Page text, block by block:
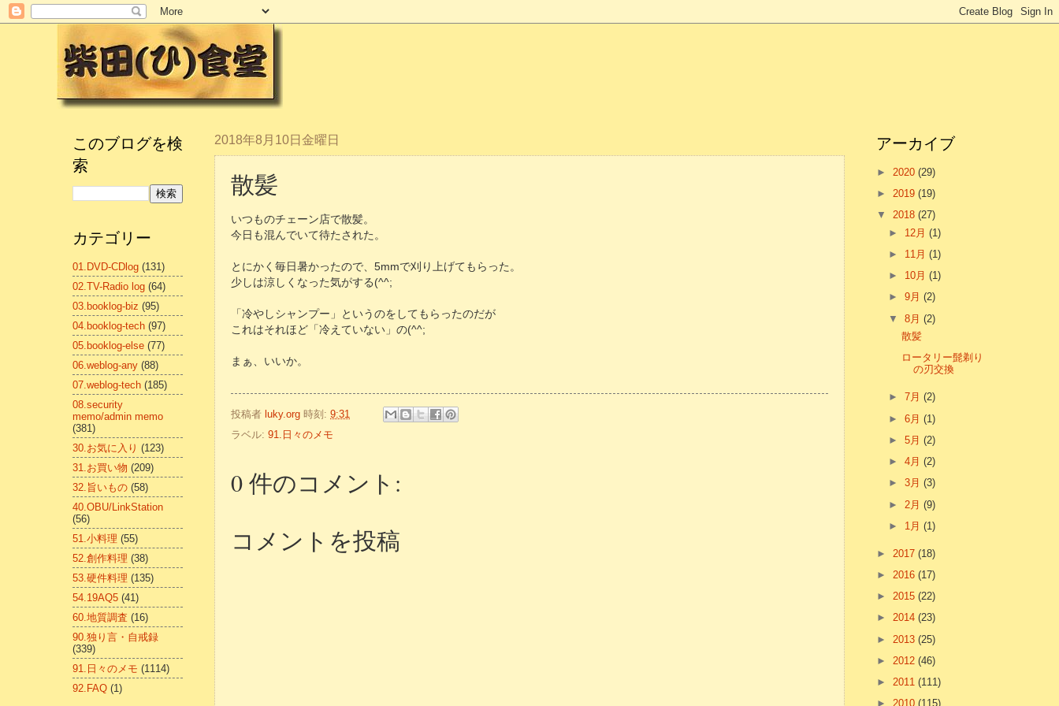
2018年8月10日金曜日
散髪
いつものチェーン店で散髪。
今日も混んでいて待たされた。
とにかく毎日暑かったので、5mmで刈り上げてもらった。
少しは涼しくなった気がする(^^;
「冷やしシャンプー」というのをしてもらったのだが
これはそれほど「冷えていない」の(^^;
まぁ、いいか。
投稿者 luky.org 時刻: 9:31
ラベル: 91.日々のメモ
0 件のコメント:
コメントを投稿
このブログを検
索
カテゴリー
01.DVD-CDlog (131)
02.TV-Radio log (64)
03.booklog-biz (95)
04.booklog-tech (97)
05.booklog-else (77)
06.weblog-any (88)
07.weblog-tech (185)
08.security
memo/admin memo
(381)
30.お気に入り (123)
31.お買い物 (209)
32.旨いもの (58)
40.OBU/LinkStation
(56)
51.小料理 (55)
52.創作料理 (38)
53.硬件料理 (135)
54.19AQ5 (41)
60.地質調査 (16)
90.独り言・自戒録
(339)
91.日々のメモ (1114)
92.FAQ (1)
アーカイブ
► 2020 (29)
► 2019 (19)
▼ 2018 (27)
► 12月(1)
► 11月(1)
► 10月(1)
►9月(2)
▼8月(2)
散髪
ロータリー髭剃り
の刃交換
►7月(2)
►6月(1)
►5月(2)
►4月(2)
►3月(3)
► 2月(9)
► 1月(1)
► 2017 (18)
► 2016 (17)
► 2015 (22)
► 2014 (23)
► 2013 (25)
► 2012 (46)
► 2011 (111)
► 2010 (115)